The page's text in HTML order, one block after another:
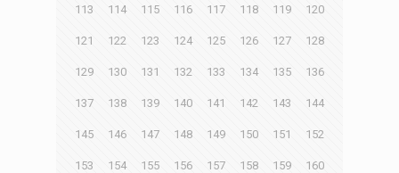
113 114 115 116 117 118 119 120
121 122 123 124 125 126 127 128
129 130 131 132 133 134 135 136
137 138 139 140 141 142 143 144
145 146 147 148 149 150 151 152
153 154 155 156 157 158 159 160